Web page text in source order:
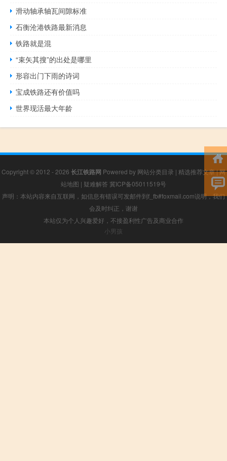
滑动轴承轴瓦间隙标准
石衡沧港铁路最新消息
铁路就是混
“束矢其搜”的出处是哪里
形容出门下雨的诗词
宝成铁路还有价值吗
世界现活最大年龄
Copyright © 2012 - 2026 长江铁路网 Powered by 网站分类目录 | 精选推荐文章|网
站地图 | 疑难解答 冀ICP备05011519号
声明：本站内容来自互联网，如信息有错误可发邮件到f_fb#foxmail.com说明，我们
会及时纠正，谢谢
本站仅为个人兴趣爱好，不接盈利性广告及商业合作
小男孩